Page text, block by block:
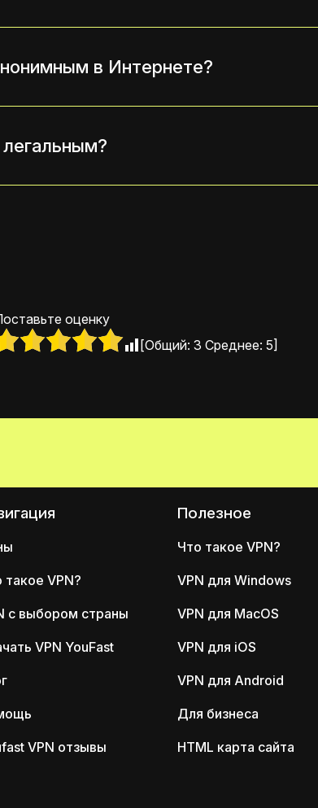
в Интернете?
оценку
[Общий: 3 Среднее: 5]
такое VPN?
с выбором страны
VPN YouFast
VPN отзывы
Полезное
Что такое VPN?
VPN для Windows
VPN для MacOS
VPN для iOS
VPN для Android
Для бизнеса
HTML карта сайта